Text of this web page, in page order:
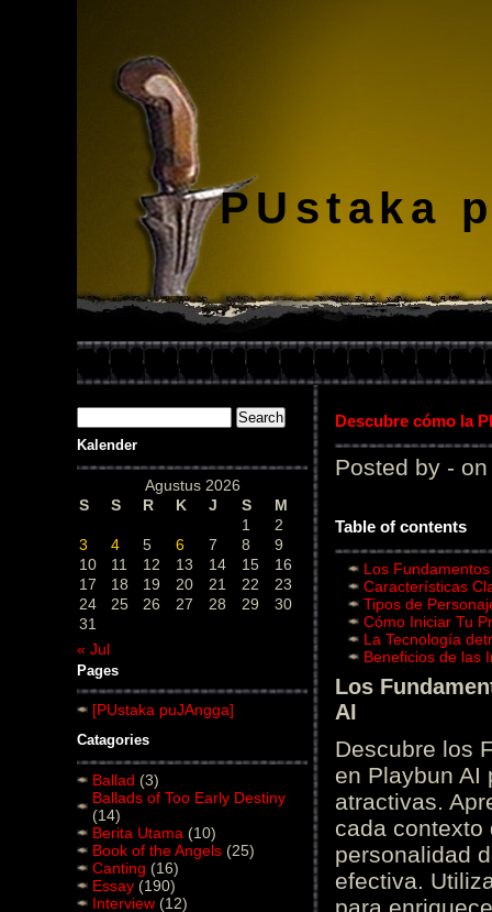
PUstaka
Kalender
Agustus 2026
S
S R K J S
M
1
2
3
4 5 6 7 8
9
10
11 12 13 14 15
16
17
18 19 20 21 22
23
24
25 26 27 28 29
30
31
« Jul
Pages
[PUstaka puJAngga]
Catagories
Ballad (3)
Ballads of Too Early Destiny
(14)
Berita Utama (10)
Book of the Angels (25)
Canting (16)
Essay (190)
Interview (12)
Descubre cómo la
Posted by - on
Table of contents
Los
Características
Tipos de
Cómo Iniciar Tu
La Tecnología
Beneficios de las
Los
AI
Descubre los
en Playbun AI
atractivas.
cada contexto
personalidad
efectiva.
para